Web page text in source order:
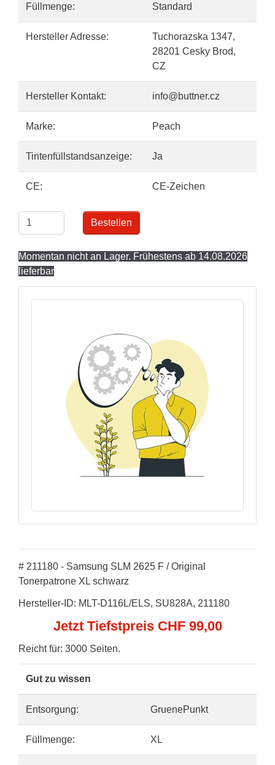
Füllmenge: Standard
Hersteller Adresse:
Tuchorazska 1347,
28201 Cesky Brod,
CZ
Hersteller Kontakt: info@buttner.cz
Marke: Peach
Tintenfüllstandsanzeige: Ja
CE: CE-Zeichen
Bestellen
Momentan nicht an Lager. Frühestens ab 14.08.2026
lieferbar
# 211180 - Samsung SLM 2625 F / Original
Tonerpatrone XL schwarz
Hersteller-ID: MLT-D116L/ELS, SU828A, 211180
Jetzt Tiefstpreis CHF 99,00
Reicht für: 3000 Seiten.
Gut zu wissen
Entsorgung: GruenePunkt
Füllmenge: XL